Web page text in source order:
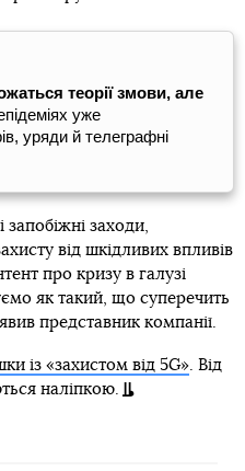
теорії змови, але
уже
уряди й телеграфні
заходи,
від шкідливих впливів
про кризу в галузі
як такий, що суперечить
представник компанії.
із «захистом від 5G». Від
наліпкою.